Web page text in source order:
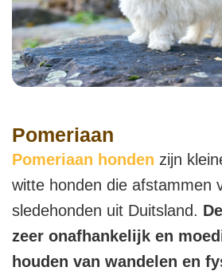
Pomeriaan
Pomeriaan honden zijn
witte honden die afstammen
sledehonden uit Duitsland.
zeer onafhankelijk en
houden van wandelen en